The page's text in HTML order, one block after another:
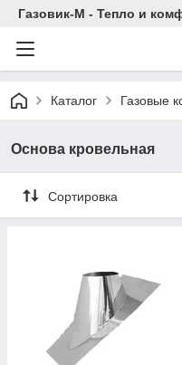
Газовик-М - Тепло и
Каталог Газовые
Основа кровельная
Сортировка